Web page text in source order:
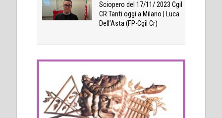
Sciopero del 17/11/ 2023 Cgil
CR Tanti oggi a Milano | Luca
Dell’Asta (FP-Cgil Cr)